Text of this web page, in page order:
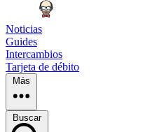
Noticias
Guides
Intercambios
Tarjeta de débito
Más
Buscar